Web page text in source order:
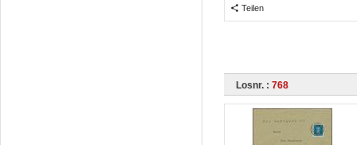
Teilen
Losnr. : 768